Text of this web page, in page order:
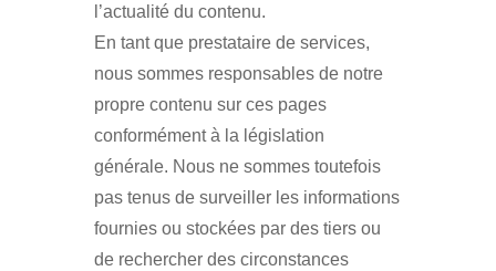
l’actualité du contenu.
En tant que prestataire de services,
nous sommes responsables de notre
propre contenu sur ces pages
conformément à la législation
générale. Nous ne sommes toutefois
pas tenus de surveiller les informations
fournies ou stockées par des tiers ou
de rechercher des circonstances